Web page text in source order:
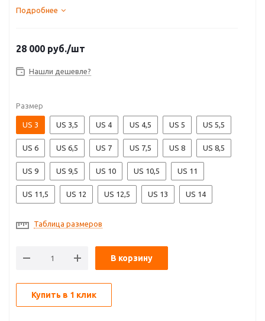
Подробнее
28 000 руб./шт
Нашли дешевле?
Размер
US 3 US 3,5 US 4 US 4,5 US 5 US 5,5
US 6 US 6,5 US 7 US 7,5 US 8 US 8,5
US 9 US 9,5 US 10 US 10,5 US 11
US 11,5 US 12 US 12,5 US 13 US 14
Таблица размеров
В корзину
Купить в 1 клик